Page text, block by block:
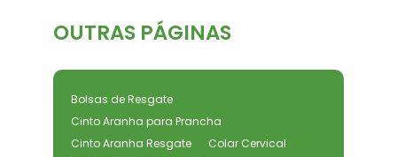
OUTRAS PÁGINAS
Bolsas de Resgate
Cinto Aranha para Prancha
Cinto Aranha Resgate
Colar Cervical